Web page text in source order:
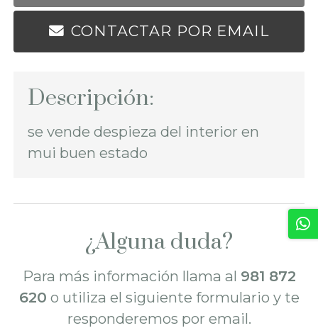
CONTACTAR POR EMAIL
Descripción:
se vende despieza del interior en
mui buen estado
¿Alguna duda?
Para más información llama al 981 872
620 o utiliza el siguiente formulario y te
responderemos por email.